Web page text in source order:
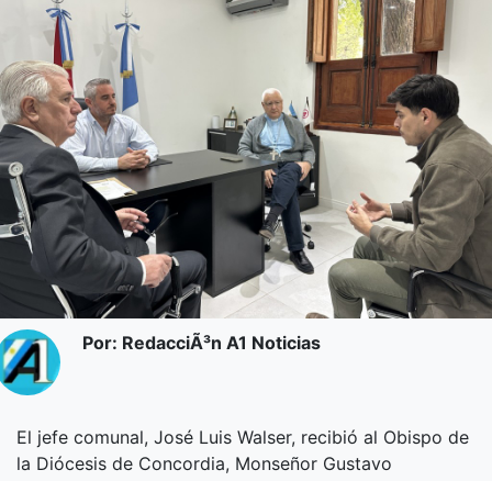
Por: RedacciÃ³n A1 Noticias
El jefe comunal, José Luis Walser, recibió al Obispo de
la Diócesis de Concordia, Monseñor Gustavo